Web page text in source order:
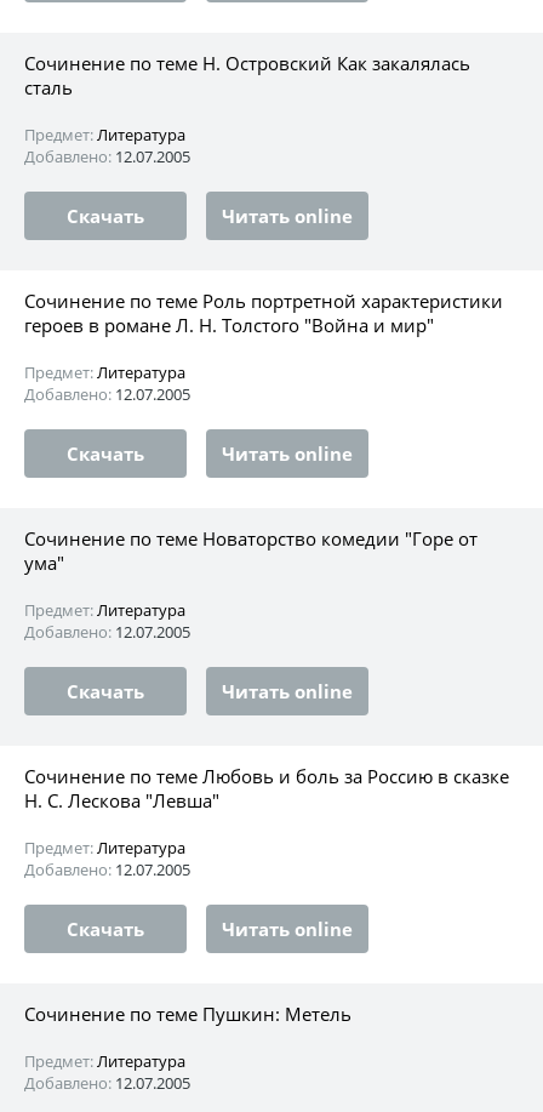
Сочинение по теме Н. Островский Как закалялась
сталь
Предмет:Литература
Добавлено: 12.07.2005
Скачать Читать online
Сочинение по теме Роль портретной характеристики
героев в романе Л. Н. Толстого "Война и мир"
Предмет:Литература
Добавлено: 12.07.2005
Скачать Читать online
Сочинение по теме Новаторство комедии "Горе от
ума"
Предмет:Литература
Добавлено: 12.07.2005
Скачать Читать online
Сочинение по теме Любовь и боль за Россию в сказке
Н. С. Лескова "Левша"
Предмет:Литература
Добавлено: 12.07.2005
Скачать Читать online
Сочинение по теме Пушкин: Метель
Предмет:Литература
Добавлено: 12.07.2005